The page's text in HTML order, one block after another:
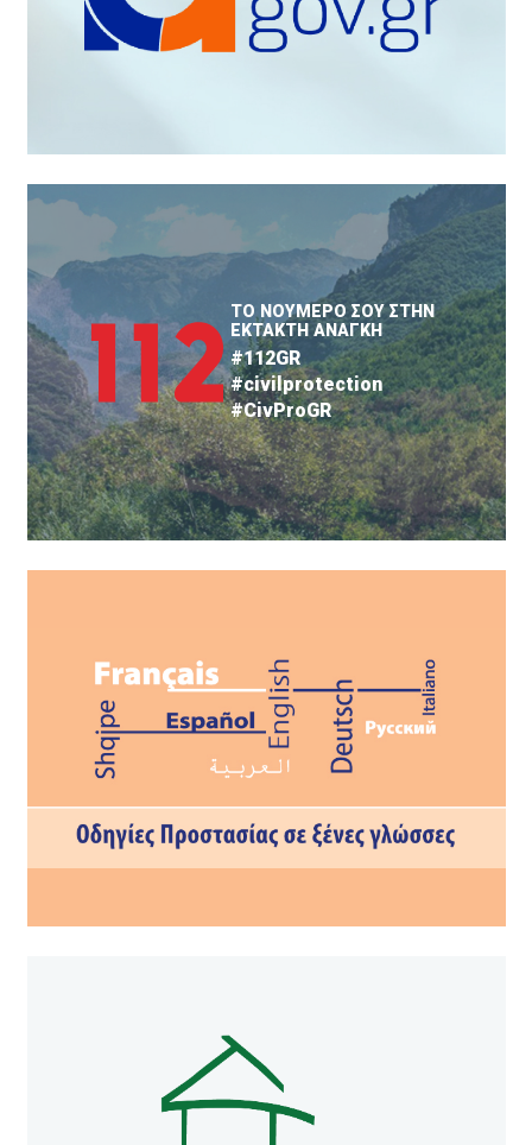
ΤΟ ΝΟΥΜΕΡΟ ΣΟΥ ΣΤΗΝ
ΕΚΤΑΚΤΗ ΑΝΑΓΚΗ
#112GR
#civilprotection
#CivProGR